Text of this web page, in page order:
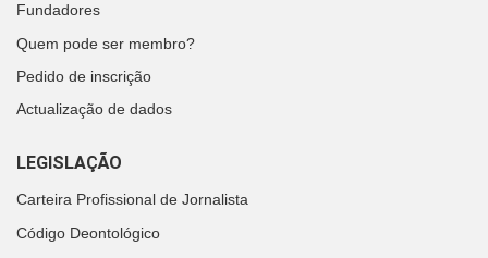
Fundadores
Quem pode ser membro?
Pedido de inscrição
Actualização de dados
LEGISLAÇÃO
Carteira Profissional de Jornalista
Código Deontológico